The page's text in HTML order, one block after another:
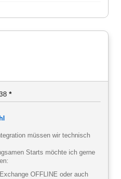
*
müssen wir technisch
Starts möchte ich gerne
OFFLINE oder auch